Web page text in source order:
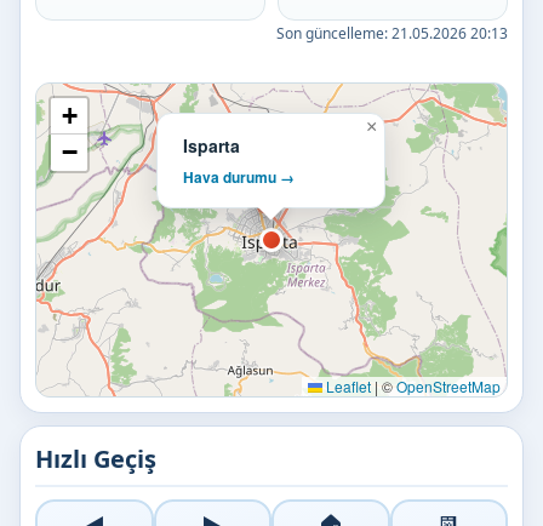
Son güncelleme:21.05.2026 20:13
Isparta
Hava durumu →
×
+
−
Leaflet | ©OpenStreetMap
Hızlı Geçiş